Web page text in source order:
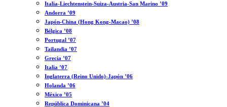
Italia-Liechtenstein-Suiza-Austria-San Marino ’09
Andorra ’09
Japón-China (Hong Kong-Macao) ’08
Bélgica ’08
Portugal ’07
Tailandia ’07
Grecia ’07
Italia ’07
Inglaterra (Reino Unido)-Japón ’06
Holanda ’06
México ’05
República Dominicana ’04